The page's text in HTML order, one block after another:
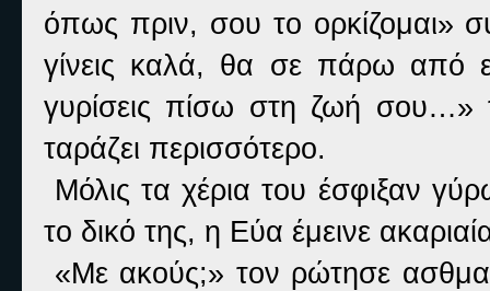
όπως πριν, σου το ορκίζομαι»
γίνεις καλά, θα σε πάρω
γυρίσεις πίσω στη ζωή σου…»
ταράζει περισσότερο.
Μόλις τα χέρια του έσφιξαν
το δικό της, η Εύα έμεινε
«Με ακούς;» τον ρώτησε